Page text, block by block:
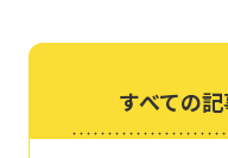
すべての